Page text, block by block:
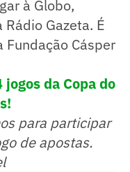
à Globo,
Gazeta. É
Cásper
da Copa do
para participar
de apostas.